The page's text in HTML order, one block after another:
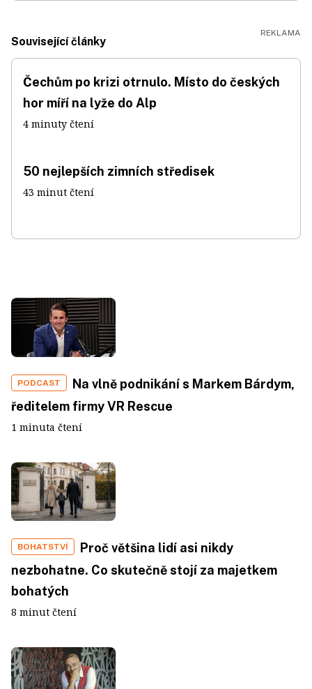
Související články
Čechům po krizi otrnulo. Místo do českých
hor míří na lyže do Alp
4 minuty čtení
50 nejlepších zimních středisek
43 minut čtení
PODCAST
Na vlně podnikání s Markem Bárdym,
ředitelem firmy VR Rescue
1 minuta čtení
BOHATSTVÍ
Proč většina lidí asi nikdy
nezbohatne. Co skutečně stojí za majetkem
bohatých
8 minut čtení